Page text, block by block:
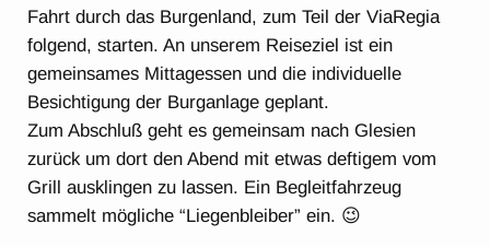
Fahrt durch das Burgenland, zum Teil der ViaRegia
folgend, starten. An unserem Reiseziel ist ein
gemeinsames Mittagessen und die individuelle
Besichtigung der Burganlage geplant.
Zum Abschluß geht es gemeinsam nach Glesien
zurück um dort den Abend mit etwas deftigem vom
Grill ausklingen zu lassen. Ein Begleitfahrzeug
sammelt mögliche “Liegenbleiber” ein. 😉